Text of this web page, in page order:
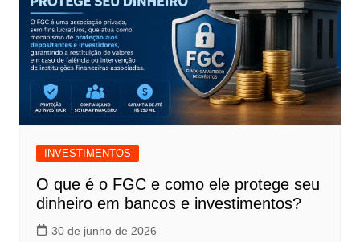
INVESTIMENTOS
O que é o FGC e como ele protege seu
dinheiro em bancos e investimentos?
30 de junho de 2026